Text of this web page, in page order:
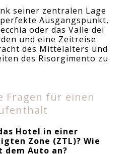
seiner zentralen Lage
Ausgangspunkt,
oder das Valle del
und eine Zeitreise
des Mittelalters und
des Risorgimento zu
Fragen für einen
Hotel in einer
Zone (ZTL)? Wie
dem Auto an?